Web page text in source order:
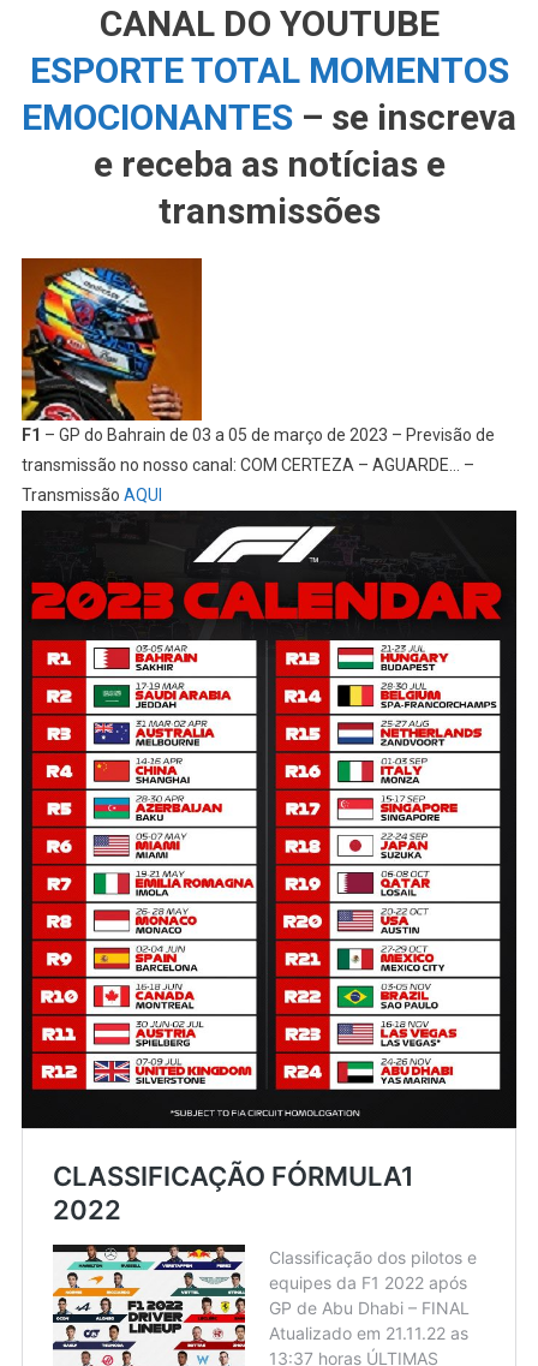
CANAL DO YOUTUBE
ESPORTE TOTAL MOMENTOS
EMOCIONANTES – se inscreva
e receba as notícias e
transmissões
F1 – GP do Bahrain de 03 a 05 de março de 2023 – Previsão de
transmissão no nosso canal: COM CERTEZA – AGUARDE… –
Transmissão AQUI